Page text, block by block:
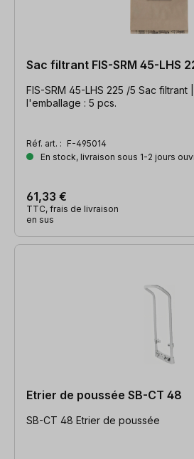
Sac filtrant FIS-SRM 45-LHS
FIS-SRM 45-LHS 225 /5 Sac filtrant
l'emballage : 5 pcs.
Réf. art. : F-495014
En stock, livraison sous 1-2 jours
61,33 €
TTC, frais de livraison
en sus
Etrier de poussée SB-CT 48
SB-CT 48 Etrier de poussée